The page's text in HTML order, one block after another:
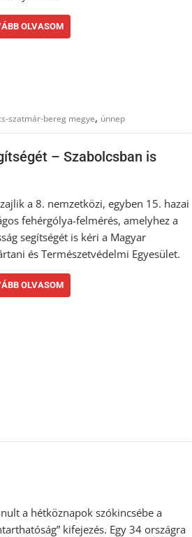
OLVASOM
szatmár-bereg megye, ünnep
– Szabolcsban is
a 8. nemzetközi, egyben 15. hazai
fehérgólya-felmérés, amelyhez a
segítségét is kéri a Magyar
és Természetvédelmi Egyesület.
OLVASOM
a hétköznapok szókincsébe a
kifejezés. Egy 34 országra